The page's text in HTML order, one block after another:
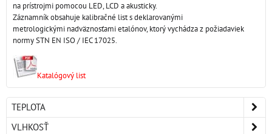
na prístrojmi pomocou LED, LCD a akusticky.
Záznamník obsahuje kalibračné list s deklarovanými
metrologickými nadväznosťami etalónov, ktorý vychádza z požiadaviek
normy STN EN ISO / IEC 17025.
Katalógový list
TEPLOTA
VLHKOSŤ